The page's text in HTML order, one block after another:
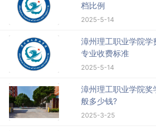
档比例
2025-5-14
漳州理工职业学院
专业收费标准
2025-5-14
漳州理工职业学院奖
般多少钱?
2025-3-25